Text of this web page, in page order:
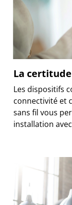
La
Les dispositifs
connectivité et
sans fil vous
installation